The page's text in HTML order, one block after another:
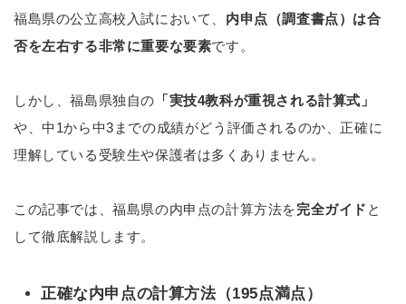
福島県の公立高校入試において、 内申点（調査書点）は合
否を左右する非常に重要な要素です。
しかし、福島県独自の 「実技4教科が重視される計算式」
や、中1から中3までの成績がどう評価されるのか、正確に
理解している受験生や保護者は多くありません。
この記事では、福島県の内申点の計算方法を完全ガイド と
して徹底解説します。
正確な内申点の計算方法（195点満点）